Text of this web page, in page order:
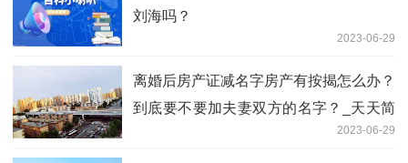
刘海吗？
2023-06-29
离婚后房产证减名字房产有按揭怎么办？
到底要不要加夫妻双方的名字？_天天简
2023-06-29